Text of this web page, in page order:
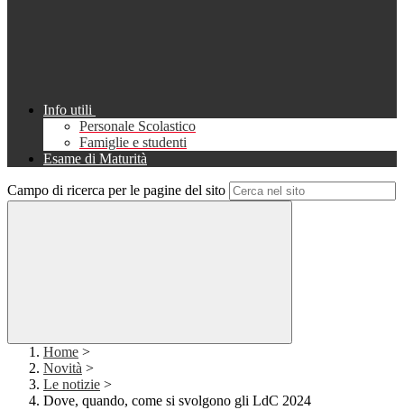
Info utili
Personale Scolastico
Famiglie e studenti
Esame di Maturità
Campo di ricerca per le pagine del sito
Home >
Novità >
Le notizie >
Dove, quando, come si svolgono gli LdC 2024